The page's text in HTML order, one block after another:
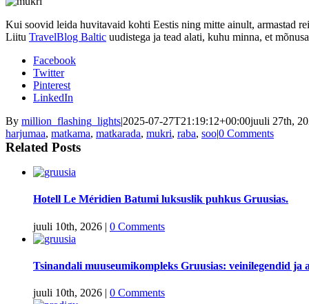
Kui soovid leida huvitavaid kohti Eestis ning mitte ainult, armastad
Liitu TravelBlog Baltic uudistega ja tead alati, kuhu minna, et
Facebook
Twitter
Pinterest
LinkedIn
By million_flashing_lights|2025-07-27T21:19:12+00:00juuli 27th,
harjumaa, matkama, matkarada, mukri, raba, soo|0 Comments
Related Posts
Hotell Le Méridien Batumi luksuslik puhkus Gruusias.
juuli 10th, 2026 | 0 Comments
Tsinandali muuseumikompleks Gruusias: veinilegendid ja
juuli 10th, 2026 | 0 Comments